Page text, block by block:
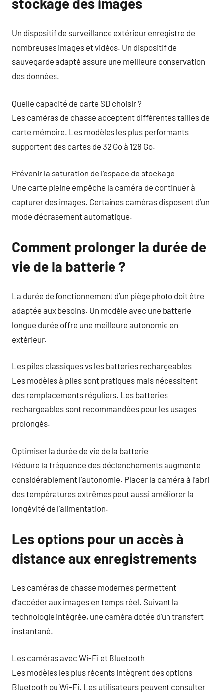
Un dispositif de surveillance extérieur enregistre de
nombreuses images et vidéos. Un dispositif de
sauvegarde adapté assure une meilleure conservation
des données.
Quelle capacité de carte SD choisir ?
Les caméras de chasse acceptent différentes tailles de
carte mémoire. Les modèles les plus performants
supportent des cartes de 32 Go à 128 Go.
Prévenir la saturation de l’espace de stockage
Une carte pleine empêche la caméra de continuer à
capturer des images. Certaines caméras disposent d’un
mode d’écrasement automatique.
Comment prolonger la durée de
vie de la batterie ?
La durée de fonctionnement d’un piège photo doit être
adaptée aux besoins. Un modèle avec une batterie
longue durée offre une meilleure autonomie en
extérieur.
Les piles classiques vs les batteries rechargeables
Les modèles à piles sont pratiques mais nécessitent
des remplacements réguliers. Les batteries
rechargeables sont recommandées pour les usages
prolongés.
Optimiser la durée de vie de la batterie
Réduire la fréquence des déclenchements augmente
considérablement l’autonomie. Placer la caméra à l’abri
des températures extrêmes peut aussi améliorer la
longévité de l’alimentation.
Les options pour un accès à
distance aux enregistrements
Les caméras de chasse modernes permettent
d’accéder aux images en temps réel. Suivant la
technologie intégrée, une caméra dotée d’un transfert
instantané.
Les caméras avec Wi-Fi et Bluetooth
Les modèles les plus récents intègrent des options
Bluetooth ou Wi-Fi. Les utilisateurs peuvent consulter